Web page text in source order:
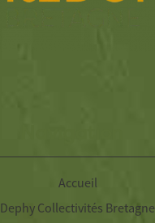
Accueil
Dephy Collectivités Bretagne